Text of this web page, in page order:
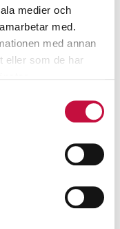
medier och
med.
med annan
eller som de har